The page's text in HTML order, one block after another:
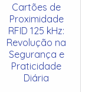
Cartões de
Proximidade
RFID 125 kHz:
Revolução na
Segurança e
Praticidade
Diária